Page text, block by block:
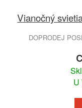
Vianočný
DOPRODEJ
U